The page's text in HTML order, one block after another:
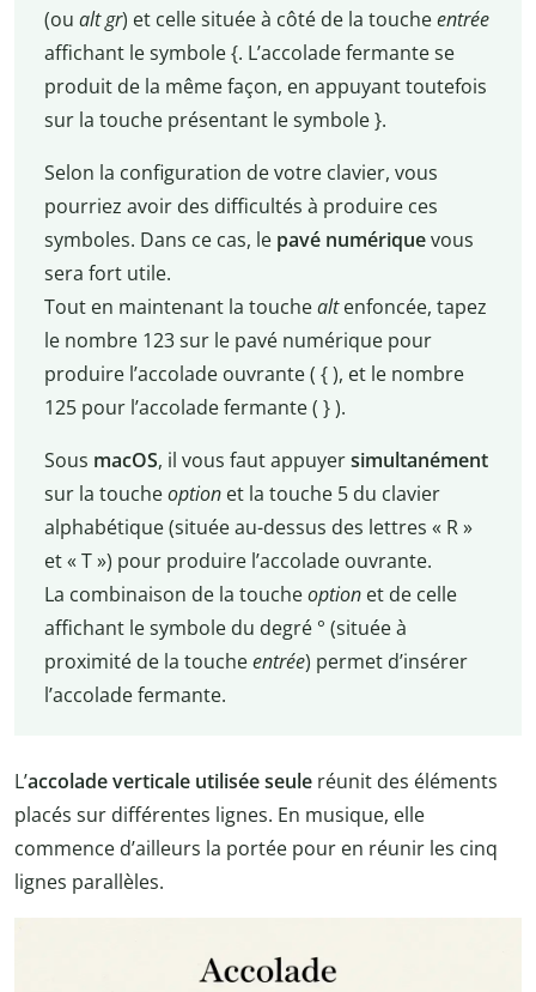
(ou alt gr) et celle située à côté de la toucheentrée
affichant le symbole {. L’accolade fermante se
produit de la même façon, en appuyant toutefois
sur la touche présentant le symbole }.
Selon la configuration de votre clavier, vous
pourriez avoir des difficultés à produire ces
symboles. Dans ce cas, le pavé numériquevous
sera fort utile.
Tout en maintenant la touchealtenfoncée, tapez
le nombre 123 sur le pavé numérique pour
produire l’accolade ouvrante ( { ), et le nombre
125 pour l’accolade fermante ( } ).
Sous macOS, il vous faut appuyersimultanément
sur la toucheoptionet la touche 5 du clavier
alphabétique (située au-dessus des lettres « R »
et « T ») pour produire l’accolade ouvrante.
La combinaison de la toucheoption et de celle
affichant le symbole du degré ° (située à
proximité de la toucheentrée) permet d’insérer
l’accolade fermante.
L’accolade verticale utilisée seule réunit des éléments
placés sur différentes lignes. En musique, elle
commence d’ailleurs la portée pour en réunir les cinq
lignes parallèles.